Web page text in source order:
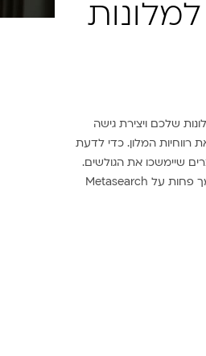
למלונות
שלכם ויצירת גישה
רווחיות המלון. כדי לדעת
שיימשכו את הגולשים.
לנו ב-Hotels 360 יש ניסיון וידע מקצועי מעמיק של עולם האירוח והמלונאות הנחוצים לכם כדי להסתמך פחות על Metasearch